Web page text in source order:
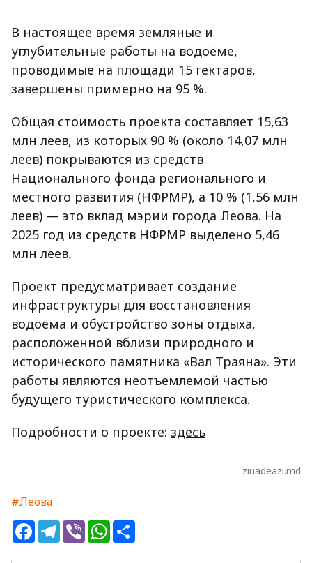
В настоящее время земляные и
углубительные работы на водоёме,
проводимые на площади 15 гектаров,
завершены примерно на 95 %.
Общая стоимость проекта составляет 15,63
млн леев, из которых 90 % (около 14,07 млн
леев) покрываются из средств
Национального фонда регионального и
местного развития (НФРМР), а 10 % (1,56 млн
леев) — это вклад мэрии города Леова. На
2025 год из средств НФРМР выделено 5,46
млн леев.
Проект предусматривает создание
инфраструктуры для восстановления
водоёма и обустройство зоны отдыха,
расположенной вблизи природного и
исторического памятника «Вал Траяна». Эти
работы являются неотъемлемой частью
будущего туристического комплекса.
Подробности о проекте: здесь
ziuadeazi.md
#Леова
FacebookTelegram
ViberWhatsApp